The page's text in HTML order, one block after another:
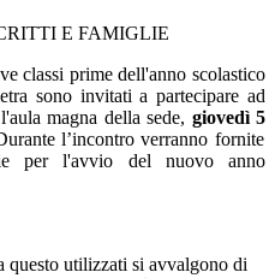
E FAMIGLIE
classi prime dell'anno scolastico
sono invitati a partecipare ad
magna della sede, giovedì 5
l’incontro verranno fornite
per l'avvio del nuovo anno
questo utilizzati si avvalgono di